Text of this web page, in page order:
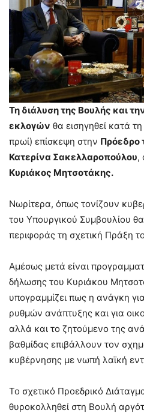
Τη διάλυση της Βουλής και
εκλογών θα εισηγηθεί κατά
πρωί) επίσκεψη στην Πρόεδρο
Κατερίνα Σακελλαροπούλου,
Κυριάκος Μητσοτάκης.
Νωρίτερα, όπως τονίζουν
του Υπουργικού Συμβουλίου
περιφοράς τη σχετική Πράξη
Αμέσως μετά είναι
δήλωσης του Κυριάκου
υπογραμμίζει πως η ανάγκη
ρυθμών ανάπτυξης και για
αλλά και το ζητούμενο της
βαθμίδας επιβάλλουν τον
κυβέρνησης με νωπή λαϊκή
Το σχετικό Προεδρικό
θυροκολληθεί στη Βουλή